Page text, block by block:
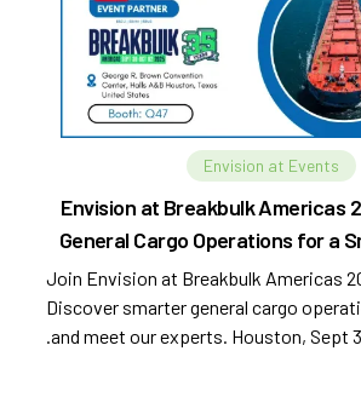
Envision at Events
Envision at Breakbulk Americas
General Cargo Operations for a
Join Envision at Breakbulk Americas
Discover smarter general cargo
and meet our experts. Houston, Sept